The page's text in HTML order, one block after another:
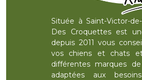
Située à Saint-Victor-
Des Croquettes est
depuis 2011 vous
vos chiens et chats
différentes marques
adaptées aux